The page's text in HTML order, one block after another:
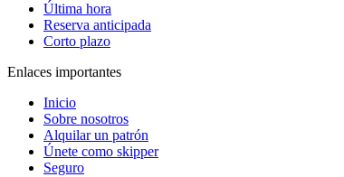
Última hora
Reserva anticipada
Corto plazo
Enlaces importantes
Inicio
Sobre nosotros
Alquilar un patrón
Únete como skipper
Seguro